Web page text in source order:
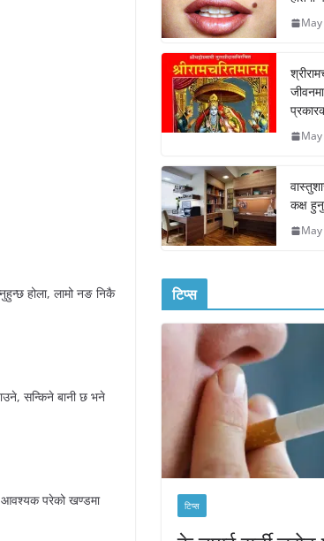
होला, लामो नङ निकै
सन्किने बानी छ भने
परेको खण्डमा
कक्ष
टिप्स
टिप्स